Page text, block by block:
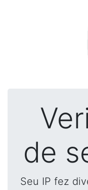
de
Seu IP fez